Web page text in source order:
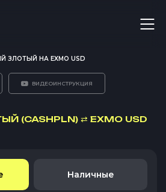
ЗЛОТЫЙ НА EXMO USD
ВИДЕОИНСТРУКЦИЯ
(CASHPLN) ⇄ EXMO USD
Наличные